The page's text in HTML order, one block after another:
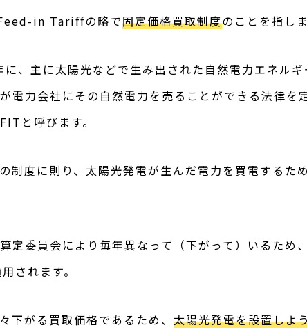
in Tariffの略で固定価格買取制度のことを指しま
、主に太陽光などで生み出された自然電力エネル
電力会社にその自然電力を売ることができる法律を
と呼びます。
制度に則り、太陽光発電が生んだ電力を買電するた
定委員会により毎年異なって（下がって）いるため
されます。
下がる買取価格であるため、 太陽光発電を設置しよ